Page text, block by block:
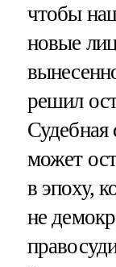
чтобы
новые
решил
Судебная
может
в эпоху,
не